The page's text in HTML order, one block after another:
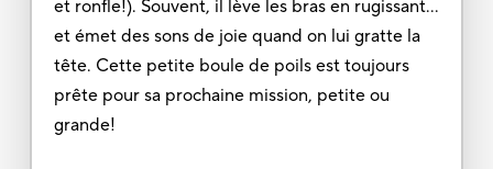
et ronfle!). Souvent, il lève les bras en rugissant...
et émet des sons de joie quand on lui gratte la
tête. Cette petite boule de poils est toujours
prête pour sa prochaine mission, petite ou
grande!